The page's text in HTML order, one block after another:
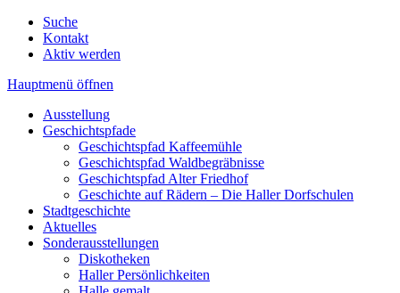
Suche
Kontakt
Aktiv werden
Hauptmenü öffnen
Ausstellung
Geschichtspfade
Geschichtspfad Kaffeemühle
Geschichtspfad Waldbegräbnisse
Geschichtspfad Alter Friedhof
Geschichte auf Rädern – Die Haller Dorfschulen
Stadtgeschichte
Aktuelles
Sonderausstellungen
Diskotheken
Haller Persönlichkeiten